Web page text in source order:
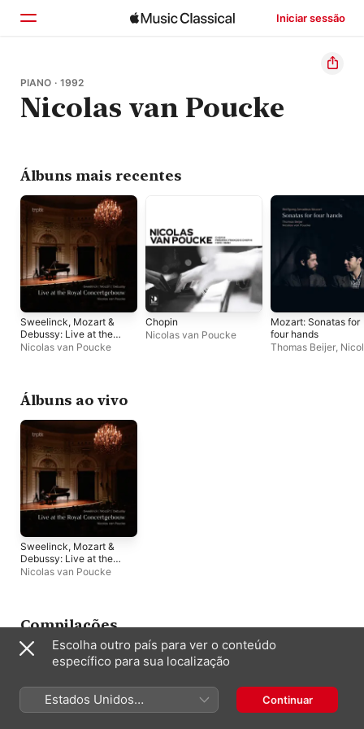
Iniciar sessão
Início
Explorar
PIANO · 1992
Nicolas van Poucke
Álbuns mais recentes
Sweelinck, Mozart &
Debussy: Live at the
Royal
Nicolas van Poucke
Chopin
Nicolas van Poucke
Mozart: Sonatas for
four hands
Thomas Beijer,
Álbuns ao vivo
Sweelinck, Mozart &
Debussy: Live at the
Royal
Nicolas van Poucke
Compilações
Escolha outro país para ver o conteúdo
específico para sua localização
Estados Unidos
(Português Brasil)
Continuar